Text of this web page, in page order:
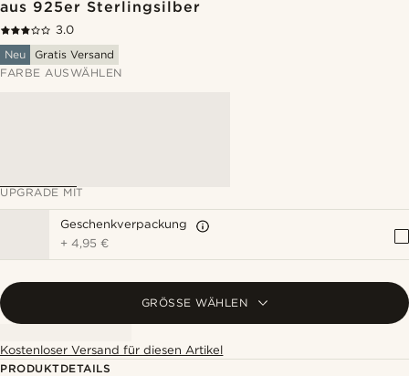
aus 925er Sterlingsilber
3.0
Neu
Gratis Versand
FARBE AUSWÄHLEN
UPGRADE MIT
Geschenkverpackung
+4,95 €
GRÖSSE WÄHLEN
Kostenloser Versand für diesen Artikel
PRODUKTDETAILS